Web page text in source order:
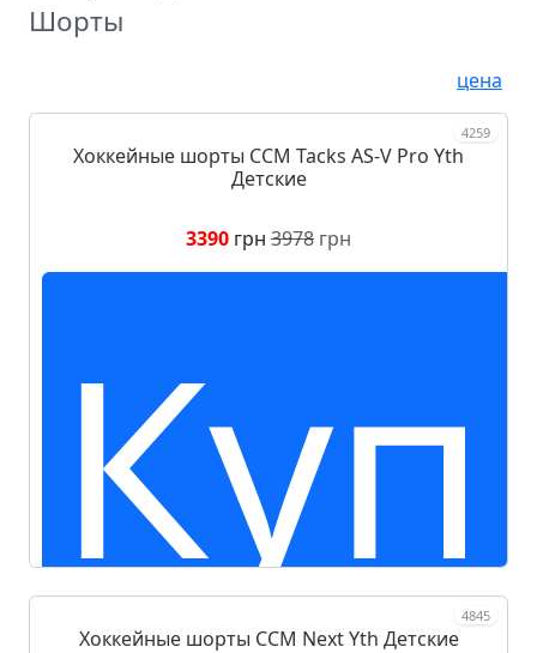
Шорты
цена
4259
Хоккейные шорты CCM Tacks AS-V Pro Yth
Детские
3390 грн 3978 грн
4845
Хоккейные шорты CCM Next Yth Детские